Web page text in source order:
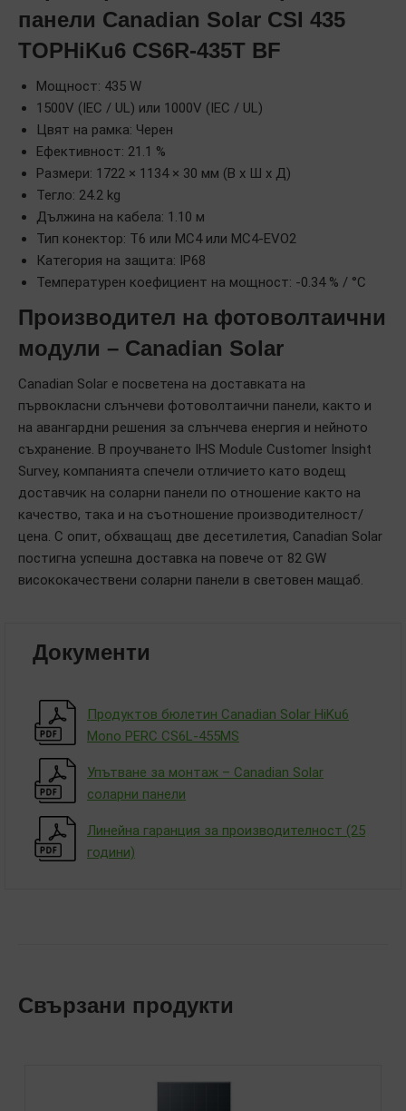
панели Canadian Solar CSI 435
TOPHiKu6 CS6R-435T BF
Мощност: 435 W
1500V (IEC / UL) или 1000V (IEC / UL)
Цвят на рамка: Черен
Ефективност: 21.1 %
Размери: 1722 × 1134 × 30 мм (В x Ш x Д)
Тегло: 24.2 kg
Дължина на кабела: 1.10 м
Тип конектор: T6 или MC4 или MC4-EVO2
Категория на защита: IP68
Температурен коефициент на мощност: -0.34 % / °C
Производител на фотоволтаични
модули – Canadian Solar
Canadian Solar е посветена на доставката на
първокласни слънчеви фотоволтаични панели, както и
на авангардни решения за слънчева енергия и нейното
съхранение. В проучването IHS Module Customer Insight
Survey, компанията спечели отличието като водещ
доставчик на соларни панели по отношение както на
качество, така и на съотношение производителност/
цена. С опит, обхващащ две десетилетия, Canadian Solar
постигна успешна доставка на повече от 82 GW
висококачествени соларни панели в световен мащаб.
Документи
Продуктов бюлетин Canadian Solar HiKu6
Mono PERC CS6L-455MS
Упътване за монтаж – Canadian Solar
соларни панели
Линейна гаранция за производителност (25
години)
Свързани продукти